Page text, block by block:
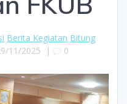
Berita Kegiatan Bitung
11/2025 | 0